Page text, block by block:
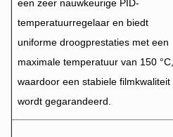
een zeer nauwkeurige PID-
temperatuurregelaar en biedt
uniforme droogprestaties met een
maximale temperatuur van 150 °C,
waardoor een stabiele filmkwaliteit
wordt gegarandeerd.